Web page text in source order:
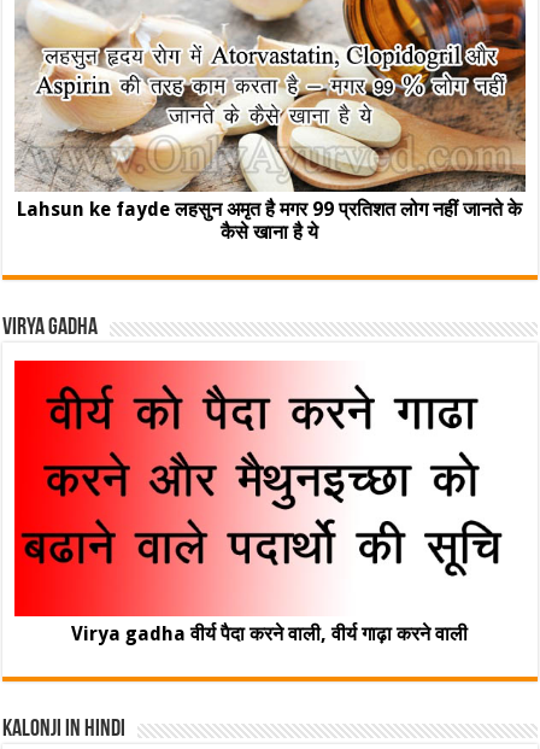
Lahsun ke fayde लहसुन अमृत है मगर 99 प्रतिशत लोग नहीं जानते के
कैसे खाना है ये
Virya Gadha
Virya gadha वीर्य पैदा करने वाली, वीर्य गाढ़ा करने वाली
Kalonji In Hindi